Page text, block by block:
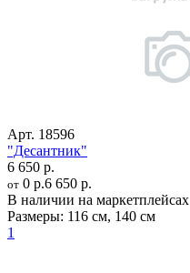
Арт. 18596
"Десантник"
6 650 р.
от 0 р.6 650 р.
В наличии на маркетплейсах
Размеры: 116 см, 140 см
1